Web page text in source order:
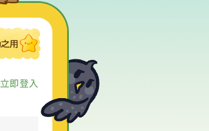
立即登入